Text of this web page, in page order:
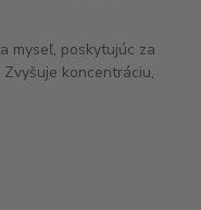
myseľ, poskytujúc za
koncentráciu,